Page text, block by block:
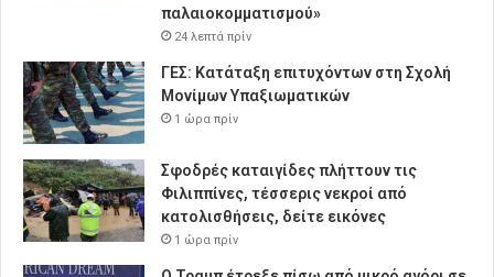
παλαιοκομματισμού»
24 λεπτά πρίν
ΓΕΣ: Κατάταξη επιτυχόντων στη Σχολή
Μονίμων Υπαξιωματικών
1 ώρα πρίν
Σφοδρές καταιγίδες πλήττουν τις
Φιλιππίνες, τέσσερις νεκροί από
κατολισθήσεις, δείτε εικόνες
1 ώρα πρίν